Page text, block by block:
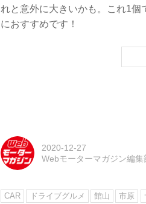
れと意外に大きいかも。これ1
におすすめです！
2020-12-27
Webモーターマガジン編集
CAR ドライブグルメ 館山 市原